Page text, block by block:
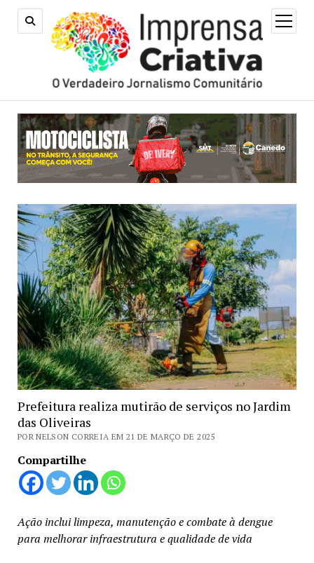
open
menu
Prefeitura realiza mutirão de serviços no Jardim
das Oliveiras
POR NELSON CORREIA EM 21 DE MARÇO DE 2025
Compartilhe
Ação inclui limpeza, manutenção e combate à dengue
para melhorar infraestrutura e qualidade de vida